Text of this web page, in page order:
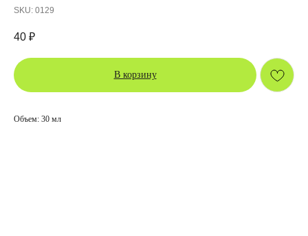
SKU: 0129
40 ₽
В корзину
Объем: 30 мл